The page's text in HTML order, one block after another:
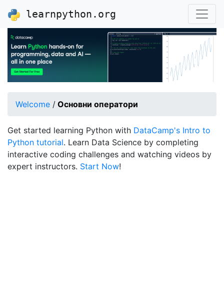
learnpython.org
Welcome / Основни оператори
Get started learning Python with DataCamp's Intro to
Python tutorial. Learn Data Science by completing
interactive coding challenges and watching videos by
expert instructors. Start Now!